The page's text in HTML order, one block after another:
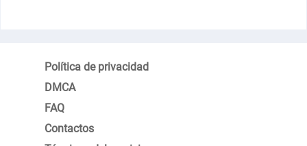
Política de privacidad
DMCA
FAQ
Contactos